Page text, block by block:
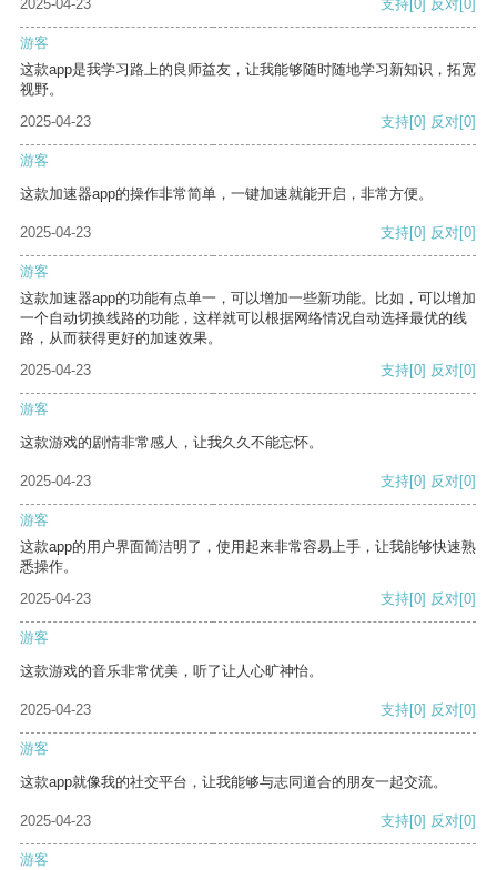
2025-04-23 支持[0] 反对[0]
游客
这款app是我学习路上的良师益友，让我能够随时随地学习新知识，拓宽
视野。
2025-04-23
支持[0] 反对[0]
游客
这款加速器app的操作非常简单，一键加速就能开启，非常方便。
2025-04-23 支持[0] 反对[0]
游客
这款加速器app的功能有点单一，可以增加一些新功能。比如，可以增加
一个自动切换线路的功能，这样就可以根据网络情况自动选择最优的线
路，从而获得更好的加速效果。
2025-04-23
支持[0] 反对[0]
游客
这款游戏的剧情非常感人，让我久久不能忘怀。
2025-04-23 支持[0] 反对[0]
游客
这款app的用户界面简洁明了，使用起来非常容易上手，让我能够快速熟
悉操作。
2025-04-23
支持[0] 反对[0]
游客
这款游戏的音乐非常优美，听了让人心旷神怡。
2025-04-23 支持[0] 反对[0]
游客
这款app就像我的社交平台，让我能够与志同道合的朋友一起交流。
2025-04-23 支持[0] 反对[0]
游客